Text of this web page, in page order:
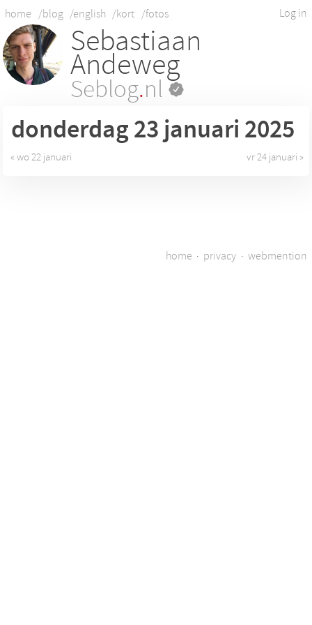
Log in
home /blog /english /kort /fotos
Sebastiaan
Andeweg
Seblog.nl
donderdag 23 januari 2025
« wo 22 januari vr 24 januari »
home · privacy · webmention